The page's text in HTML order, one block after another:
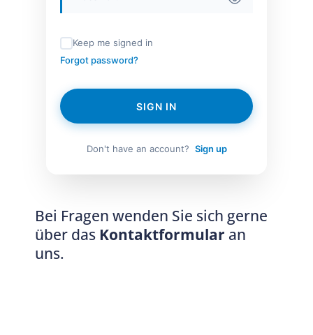
Keep me signed in
Forgot password?
SIGN IN
Don't have an account? Sign up
Bei Fragen wenden Sie sich gerne
über das Kontaktformular an
uns.